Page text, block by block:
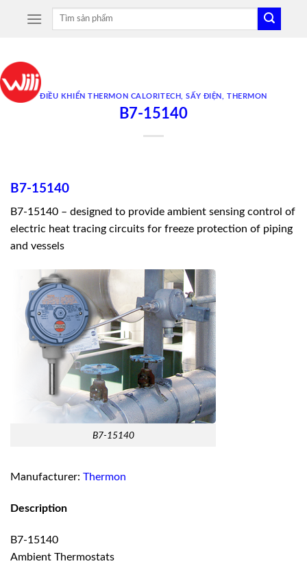
Tìm
ĐIỀU KHIỂN THERMON CALORITECH ,SẤY ĐIỆN ,THERMON
B7-15140
B7-15140
B7-15140 – designed to provide ambient sensing control of
electric heat tracing circuits for freeze protection of piping
and vessels
B7-15140
Manufacturer: Thermon
Description
B7-15140
Ambient Thermostats